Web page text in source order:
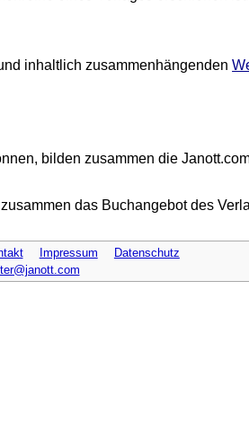
inhaltlich zusammenhängenden
bilden zusammen die
das Buchangebot des
Impressum
Datenschutz